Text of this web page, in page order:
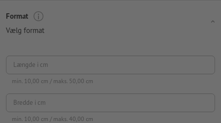
Format
Vælg format
Længde i cm
min. 10,00 cm / maks. 50,00 cm
Bredde i cm
min. 10,00 cm / maks. 40,00 cm